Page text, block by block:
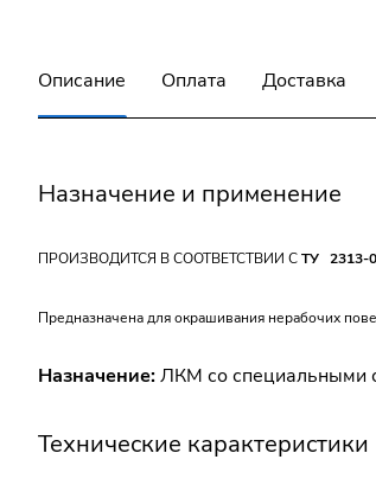
Описание Оплата Доставка
Назначение и применение
ПРОИЗВОДИТСЯ В СООТВЕТСТВИИ СТУ 2313-
Предназначена для окрашивания нерабочих
Назначение:ЛКМ со специальными
Технические карактеристики